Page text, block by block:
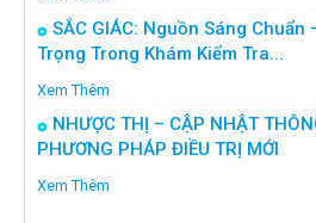
SẮC GIÁC: Nguồn Sáng Chuẩn
Trọng Trong Khám Kiểm Tra...
Xem Thêm
NHƯỢC THỊ – CẬP NHẬT
PHƯƠNG PHÁP ĐIỀU TRỊ MỚI
Xem Thêm